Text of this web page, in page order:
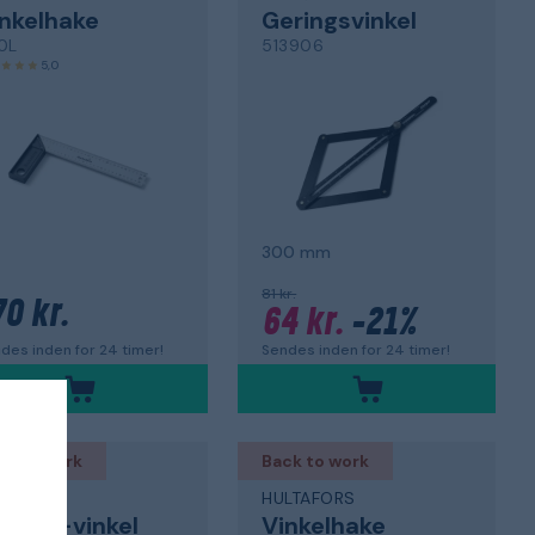
5,0
kr.
inden for 24 timer!
Geringsvinkel
513906
300 mm
81 kr.
64 kr. -21%
Sendes inden for 24 timer!
to work
vinkel
Back to work
HULTAFORS
Vinkelhake